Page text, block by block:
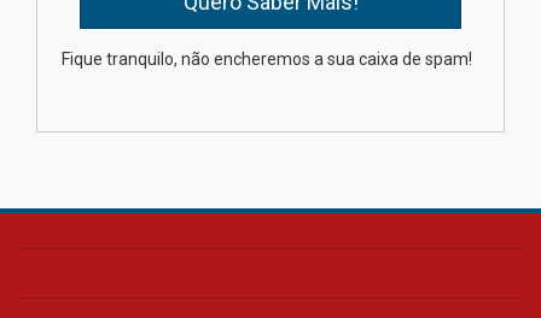
Oncologista do HUEM ressalta
importância da prevenção e
diagnóstico precoce do câncer
de pulmão
Fique tranquilo, não encheremos a sua caixa de spam!